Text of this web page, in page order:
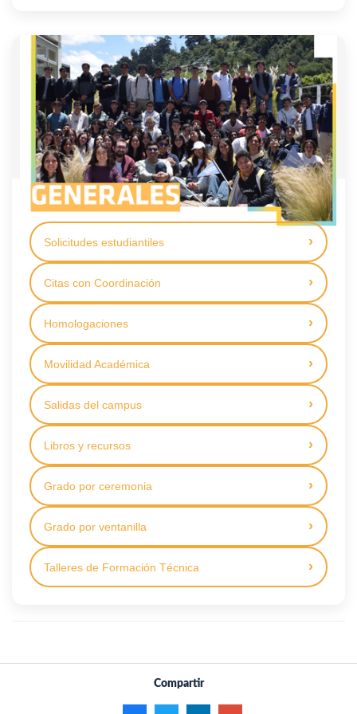
Solicitudes estudiantiles
Citas con Coordinación
Homologaciones
Movilidad Académica
Salidas del campus
Libros y recursos
Grado por ceremonia
Grado por ventanilla
Talleres de Formación Técnica
Compartir